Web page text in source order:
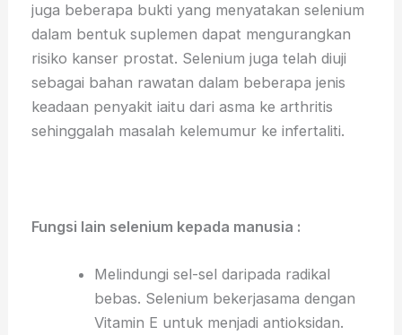
juga beberapa bukti yang menyatakan selenium
dalam bentuk suplemen dapat mengurangkan
risiko kanser prostat. Selenium juga telah diuji
sebagai bahan rawatan dalam beberapa jenis
keadaan penyakit iaitu dari asma ke arthritis
sehinggalah masalah kelemumur ke infertaliti.
Fungsi lain selenium kepada manusia :
Melindungi sel-sel daripada radikal
bebas. Selenium bekerjasama dengan
Vitamin E untuk menjadi antioksidan.